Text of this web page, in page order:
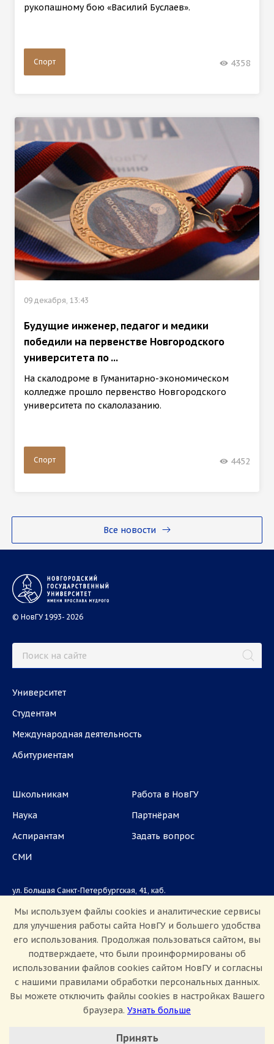
Все новости
рукопашному бою «Василий Буслаев».
Спорт 4358
09 декабря, 13:43
Будущие инженер, педагог и медики
победили на первенстве Новгородского
университета по ...
На скалодроме в Гуманитарно-экономическом
колледже прошло первенство Новгородского
университета по скалолазанию.
Спорт 4452
© НовГУ 1993- 2026
Университет
Студентам
Международная деятельность
Абитуриентам
Школьникам
Наука
Аспирантам
СМИ
Работа в НовГУ
Партнёрам
Задать вопрос
ул. Большая Санкт-Петербургская, 41, каб.
Приемная комиссия: +7(8162)33-20-44
Сведения о доходах
Мы используем файлы cookies и аналитические сервисы
для улучшения работы сайта НовГУ и большего удобства
его использования. Продолжая пользоваться сайтом, вы
подтверждаете, что были проинформированы об
использовании файлов cookies сайтом НовГУ и согласны
с нашими правилами обработки персональных данных.
Вы можете отключить файлы cookies в настройках Вашего
браузера. Узнать больше
Минимальные
Принять